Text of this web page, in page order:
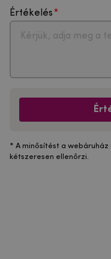
Értékelés
* A minősítést a
kétszeresen ellenőrzi.